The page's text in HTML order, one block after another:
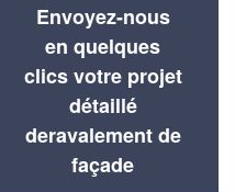
Envoyez-nous
en quelques
clics votre projet
détaillé
deravalement de
façade